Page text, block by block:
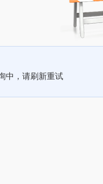
中，请刷新重试